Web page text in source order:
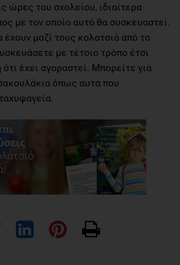
ώρες του σχολείου, ιδιαίτερα
με τον οποίο αυτό θα συσκευαστεί.
έχουν μαζί τους κολατσιό από το
με τέτοιο τρόπο έτσι
έχει αγοραστεί. Μπορείτε για
όπως αυτά που